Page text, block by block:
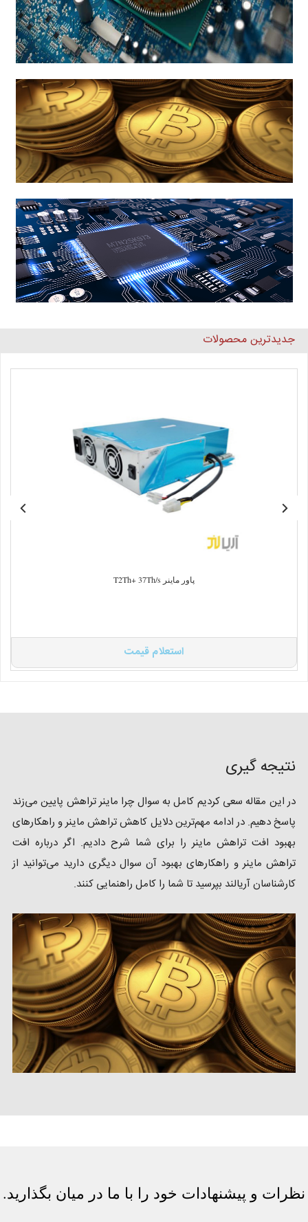
جدیدترین محصولات
پاور ماینر T2Th+ 37Th/s
استعلام قیمت
نتیجه گیری
در این مقاله سعی کردیم کامل به سوال چرا ماینر تراهش پایین می‌زند
پاسخ دهیم. در ادامه مهم‌ترین دلایل کاهش تراهش ماینر و راهکارهای
بهبود افت تراهش ماینر را برای شما شرح دادیم. اگر درباره افت
تراهش ماینر و راهکارهای بهبود آن سوال دیگری دارید می‌توانید از
کارشناسان آریالند بپرسید تا شما را کامل راهنمایی کنند.
نظرات و پیشنهادات خود را با ما در میان بگذارید.